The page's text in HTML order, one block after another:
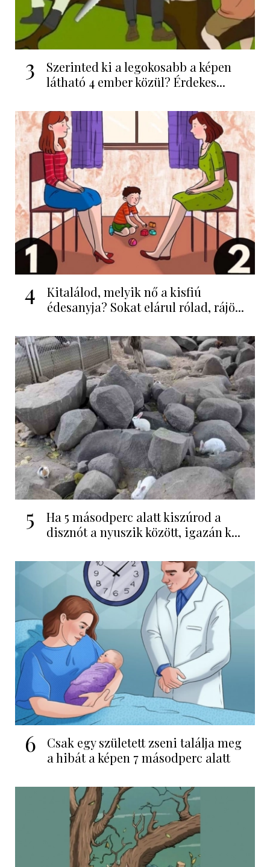
3
Szerinted ki a legokosabb a képen
látható 4 ember közül? Érdekes...
4
Kitalálod, melyik nő a kisfiú
édesanyja? Sokat elárul rólad, rájö...
5
Ha 5 másodperc alatt kiszúrod a
disznót a nyuszik között, igazán k...
6
Csak egy született zseni találja meg
a hibát a képen 7 másodperc alatt